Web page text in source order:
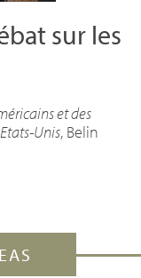
sur les
et des
Unis, Belin